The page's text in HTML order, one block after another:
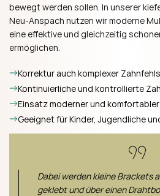
bewegt werden sollen. In unserer
Neu-Anspach nutzen wir moderne
eine effektive und gleichzeitig
ermöglichen.
Korrektur auch komplexer
Kontinuierliche und kontrollierte
Einsatz moderner und
Geeignet für Kinder, Jugendliche
Dabei werden kleine Brackets
geklebt und über einen